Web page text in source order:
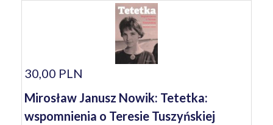
30,00 PLN
Mirosław Janusz Nowik: Tetetka:
wspomnienia o Teresie Tuszyńskiej